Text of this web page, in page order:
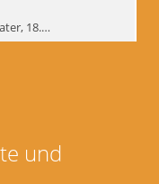
Diskussion im bat-Studiotheater, 18.09.1995; BM-img-127-3
und